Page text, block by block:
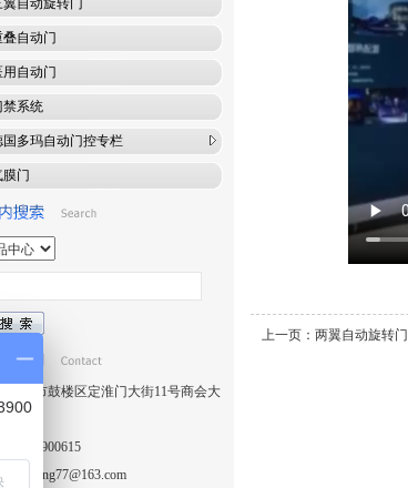
翼自动旋转门
叠自动门
用自动门
禁系统
国多玛自动门控专栏
膜门
南京市鼓楼区定淮门大街11号商会大
13913900615
maosong77@163.com
上一页： 两翼自动旋转门